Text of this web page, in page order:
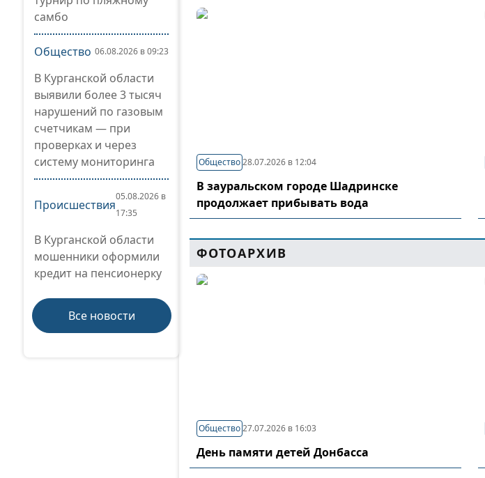
самбо
Общество 06.08.2026 в 09:23
В Курганской области
выявили более 3 тысяч
нарушений по газовым
счетчикам — при
проверках и через
систему мониторинга
Происшествия
05.08.2026 в
17:35
В Курганской области
мошенники оформили
кредит на пенсионерку
Все новости
Общество28.07.2026 в 12:04
В зауральском городе Шадринске
продолжает прибывать вода
ФОТОАРХИВ
Общество27.07.2026 в 16:03
День памяти детей Донбасса